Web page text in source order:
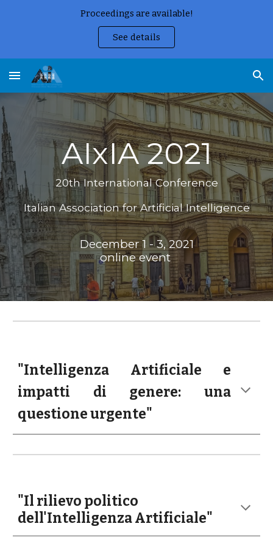
Proceedings are available!
See details
AIxIA 2021
20th International Conference
Italian Association for Artificial Intelligence
December 1 - 3, 2021
online event
"Intelligenza Artificiale e
impatti di genere: una
questione urgente"
"Il rilievo politico
dell'Intelligenza Artificiale"